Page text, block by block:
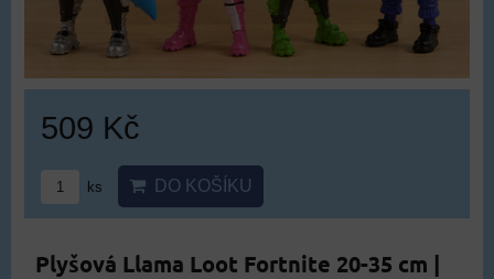
509 Kč
ks DO KOŠÍKU
Plyšová Llama Loot Fortnite 20-35 cm |